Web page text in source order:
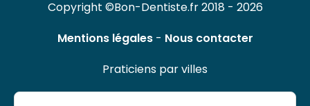
Copyright ©Bon-Dentiste.fr 2018 - 2026
Mentions légales- Nous contacter
Praticiens par villes